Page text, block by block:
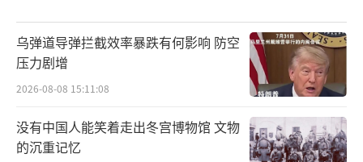
乌弹道导弹拦截效率暴跌有何影响 防空
压力剧增
2026-08-08 15:11:08
没有中国人能笑着走出冬宫博物馆 文物
的沉重记忆